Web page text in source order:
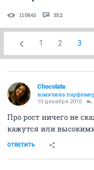
110661 352
1 2 3
Chocolate
хомячина
10 декабря 2010
Про рост ничего не
кажутся или
ОТВЕТИТЬ